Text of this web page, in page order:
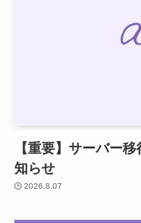
【重要】サーバー
知らせ
2026.8.07